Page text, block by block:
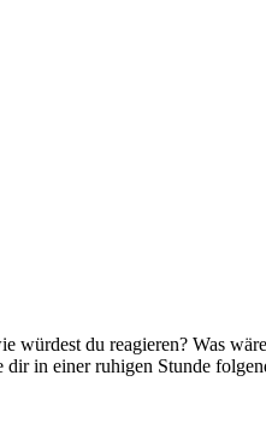
würdest du reagieren? Was
in einer ruhigen Stunde